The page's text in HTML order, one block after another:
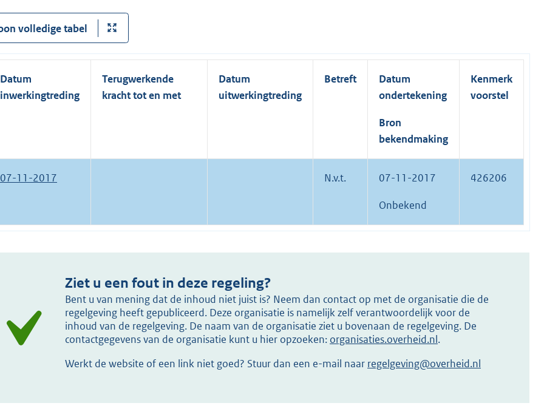
volledige tabel
Datum
inwerkingtreding
Terugwerkende
kracht tot en met
Datum
uitwerkingtreding
Betreft
Datum
ondertekening
Bron
bekendmaking
Kenmerk
voorstel
07-11-2017 N.v.t. 07-11-2017
Onbekend
426206
Ziet u een fout in deze regeling?
Bent u van mening dat de inhoud niet juist is? Neem dan contact op met de organisatie die de
regelgeving heeft gepubliceerd. Deze organisatie is namelijk zelf verantwoordelijk voor de
inhoud van de regelgeving. De naam van de organisatie ziet u bovenaan de regelgeving. De
contactgegevens van de organisatie kunt u hier opzoeken: organisaties.overheid.nl.
Werkt de website of een link niet goed? Stuur dan een e-mail naar regelgeving@overheid.nl